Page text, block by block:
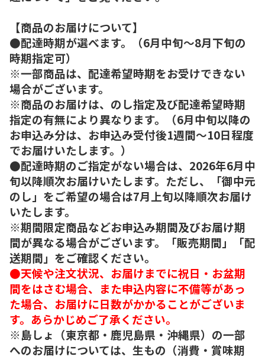
【商品のお届けについて】
●配達時期が選べます。（6月中旬～8月下旬の
時期指定可）
※一部商品は、配達希望時期をお受けできない
場合がございます。
※商品のお届けは、のし指定及び配達希望時期
指定の有無により異なります。（6月中旬以降の
お申込み分は、お申込み受付後1週間～10日程度
でお届けいたします。）
●配達時期のご指定がない場合は、2026年6月中
旬以降順次お届けいたします。ただし、「御中元
のし」をご希望の場合は7月上旬以降順次お届け
いたします。
※期間限定商品などお申込み期間及びお届け期
間が異なる場合がございます。「販売期間」「配
送期間」をご確認ください。
●天候や注文状況、お届けまでに祝日・お盆期
間をはさむ場合、また申込内容に不備等があっ
た場合、お届けに日数がかかることがございま
す。あらかじめご了承ください。
※島しょ（東京都・鹿児島県・沖縄県）の一部
へのお届けについては、生もの（消費・賞味期